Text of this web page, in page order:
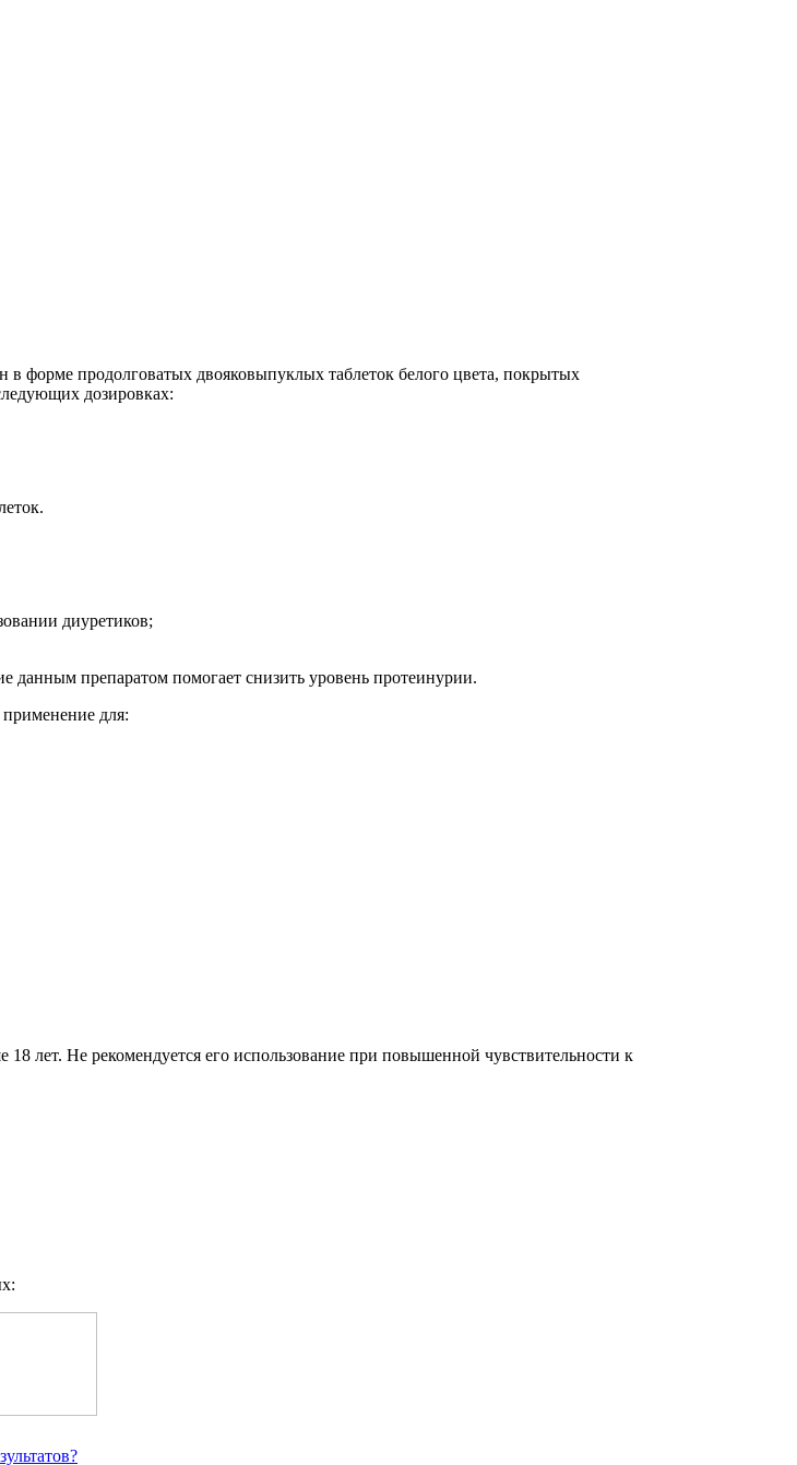
в форме продолговатых двояковыпуклых таблеток белого цвета, покрытых
дозировках:
диуретиков;
данным препаратом помогает снизить уровень протеинурии.
для:
лет. Не рекомендуется его использование при повышенной чувствительности к